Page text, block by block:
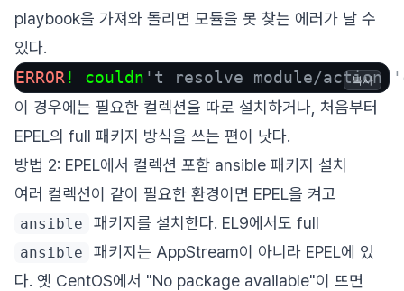
playbook을 가져와 돌리면 모듈을 못 찾는 에러가 날 수
있다.
ERROR ! couldn 't resolve module/action
복사
이 경우에는 필요한 컬렉션을 따로 설치하거나, 처음부터
EPEL의 full 패키지 방식을 쓰는 편이 낫다.
방법 2: EPEL에서 컬렉션 포함 ansible 패키지 설치
여러 컬렉션이 같이 필요한 환경이면 EPEL을 켜고
ansible 패키지를 설치한다. EL9에서도 full
ansible
패키지는 AppStream이 아니라 EPEL에 있
다. 옛 CentOS에서 "No package available"이 뜨면